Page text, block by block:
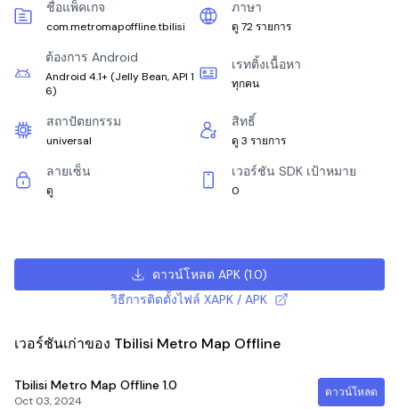
ชื่อแพ็คเกจ
com.metromapoffline.tbilisi
ภาษา
ดู 72 รายการ
ต้องการ Android
Android 4.1+ (Jelly Bean, API 1
6)
เรทติ้งเนื้อหา
ทุกคน
สถาปัตยกรรม
universal
สิทธิ์
ดู 3 รายการ
ลายเซ็น
ดู
เวอร์ชัน SDK เป้าหมาย
0
ดาวน์โหลด APK (1.0)
วิธีการติดตั้งไฟล์ XAPK / APK
เวอร์ชันเก่าของ Tbilisi Metro Map Offline
Tbilisi Metro Map Offline 1.0
Oct 03, 2024
ดาวน์โหลด